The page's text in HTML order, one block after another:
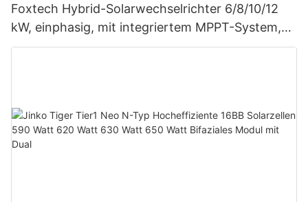
Foxtech Hybrid-Solarwechselrichter 6/8/10/12
kW, einphasig, mit integriertem MPPT-System,
unterstützt Parallelschaltung von bis zu 9